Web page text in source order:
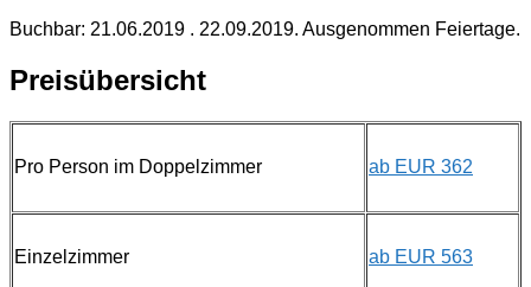
Buchbar: 21.06.2019 . 22.09.2019. Ausgenommen Feiertage.
Preisübersicht
Pro Person im Doppelzimmer ab EUR 362
Einzelzimmer ab EUR 563